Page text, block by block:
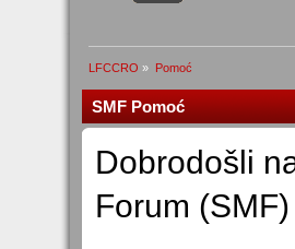
LFCCRO » Pomoć
SMF Pomoć
Dobrodošli
Forum